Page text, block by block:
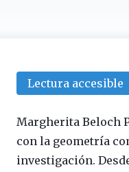
Lectura accesible
Margherita Beloch
con la geometría
investigación.